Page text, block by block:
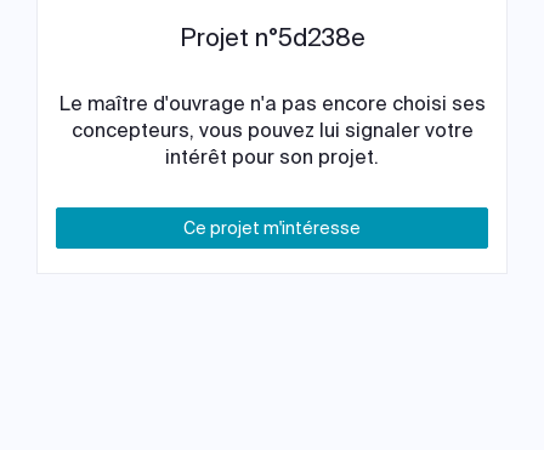
Projet n°5d238e
Le maître d'ouvrage n'a pas encore choisi ses
concepteurs, vous pouvez lui signaler votre
intérêt pour son projet.
Ce projet m'intéresse